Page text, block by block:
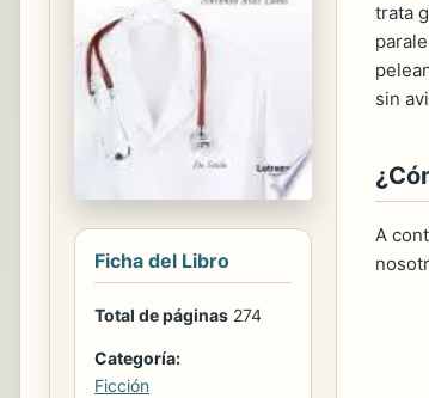
Ficha del Libro
Total de páginas 274
Categoría:
Ficción
trata
sin
A